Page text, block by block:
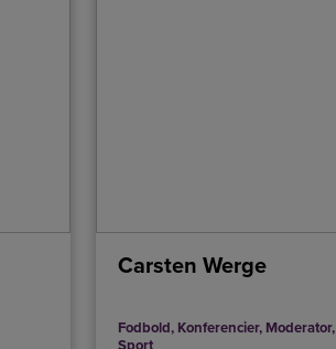
Carsten Werge
Fodbold, Konferencier, Moderator,